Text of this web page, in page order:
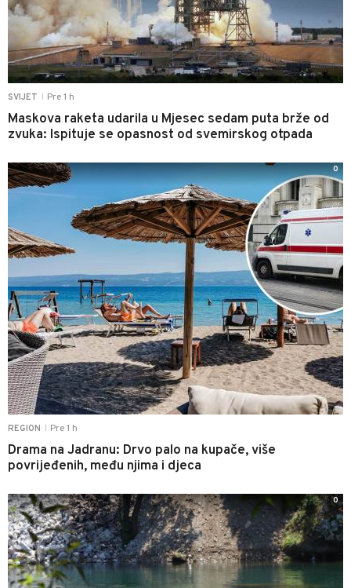
SVIJET Pre 1 h
Maskova raketa udarila u Mjesec sedam puta brže od
zvuka: Ispituje se opasnost od svemirskog otpada
REGION Pre 1 h
Drama na Jadranu: Drvo palo na kupače, više
povrijeđenih, među njima i djeca
0
0